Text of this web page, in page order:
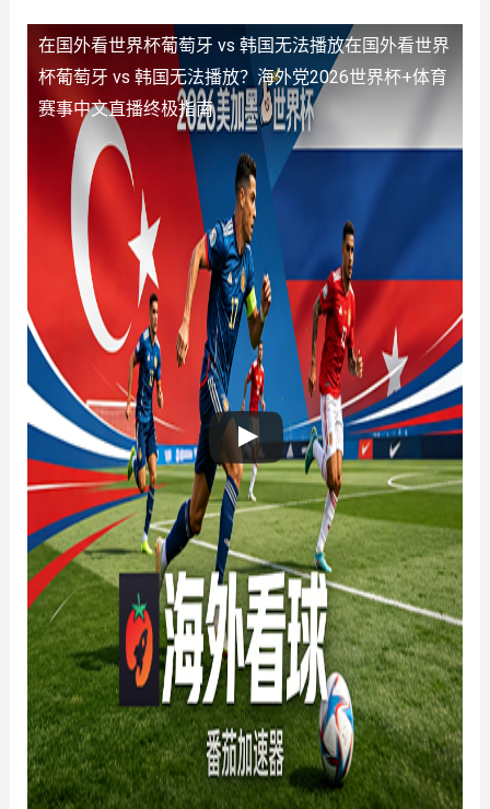
在国外看世界杯葡萄牙 vs 韩国无法播放在国外看世界
杯葡萄牙 vs 韩国无法播放？海外党2026世界杯+体育
赛事中文直播终极指南